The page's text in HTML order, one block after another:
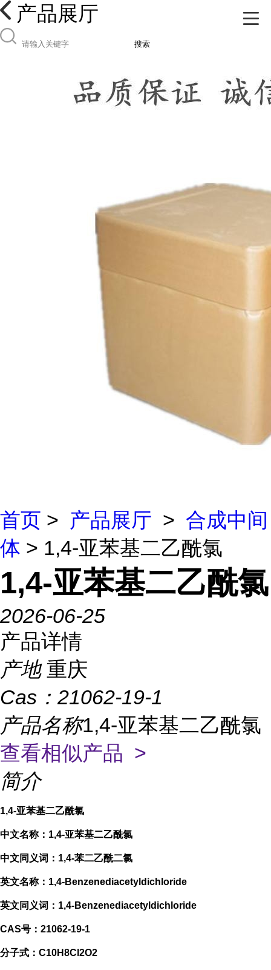
产品展厅
搜索
首页 > 产品展厅 > 合成中间
体 > 1,4-亚苯基二乙酰氯
1,4-亚苯基二乙酰氯
2026-06-25
产品详情
产地 重庆
Cas： 21062-19-1
产品名称1,4-亚苯基二乙酰氯
查看相似产品 >
简介
1,4-亚苯基二乙酰氯
中文名称：1,4-亚苯基二乙酰氯
中文同义词：1,4-苯二乙酰二氯
英文名称：1,4-Benzenediacetyldichloride
英文同义词：1,4-Benzenediacetyldichloride
CAS号：21062-19-1
分子式：C10H8Cl2O2